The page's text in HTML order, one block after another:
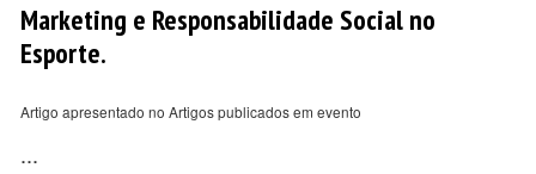
Marketing e Responsabilidade Social no
Esporte.
Artigo apresentado no Artigos publicados em evento
...